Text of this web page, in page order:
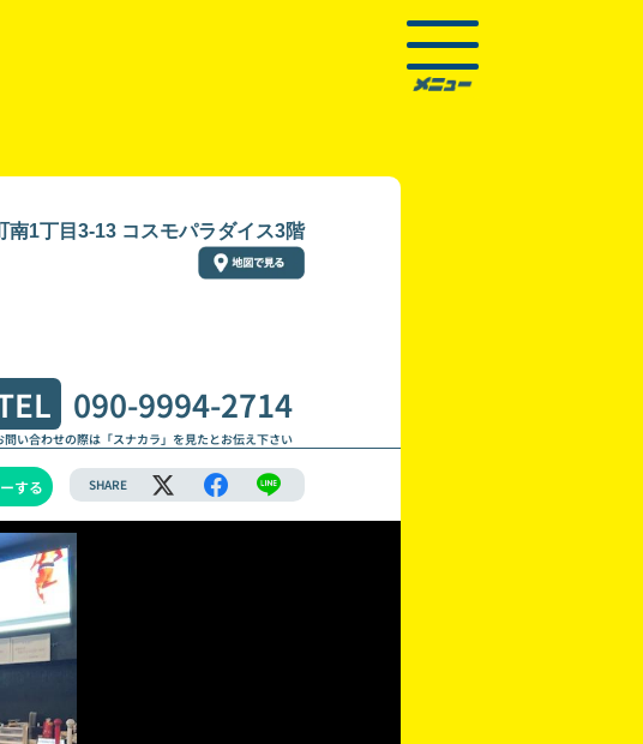
南1丁目3-13 コスモパラダイス3階
090-9994-2714
問い合わせの際は「スナカラ」を見たとお伝え下さい
する SHARE